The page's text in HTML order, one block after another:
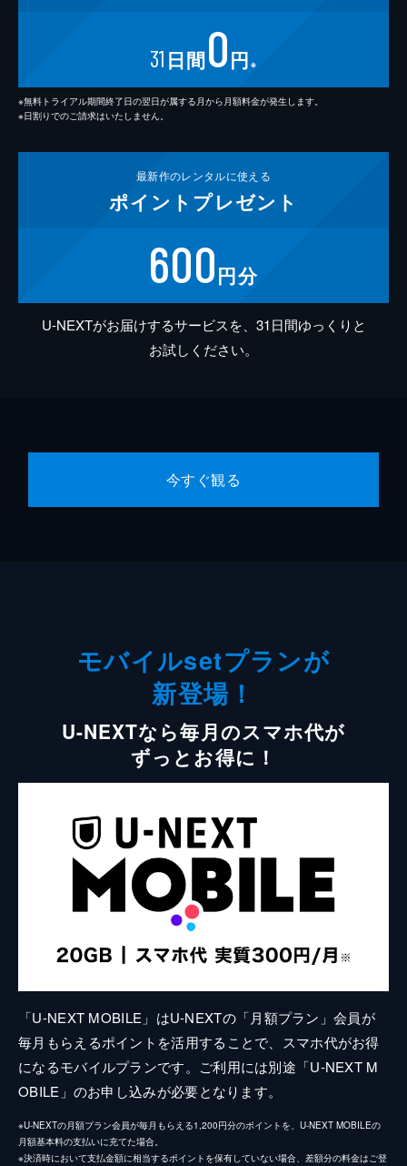
31 日間0円 ※
※無料トライアル期間終了日の翌日が属する月から月額料金が発生します。
※日割りでのご請求はいたしません。
最新作のレンタルに使える
ポイント プレゼント
600円分
U-NEXTがお届けするサービスを、31日間ゆっくりと
お試しください。
今すぐ観る
モバイルsetプランが
新登場！
U-NEXTなら毎月のスマホ代が
ずっとお得に！
「U-NEXT MOBILE」はU-NEXTの「月額プラン」会員が
毎月もらえるポイントを活用することで、スマホ代がお得
になるモバイルプランです。ご利用には別途「U-NEXT M
OBILE」のお申し込みが必要となります。
※U-NEXTの月額プラン会員が毎月もらえる1,200円分のポイントを、U-NEXT MOBILEの
月額基本料の支払いに充てた場合。
※決済時において支払金額に相当するポイントを保有していない場合、差額分の料金はご登